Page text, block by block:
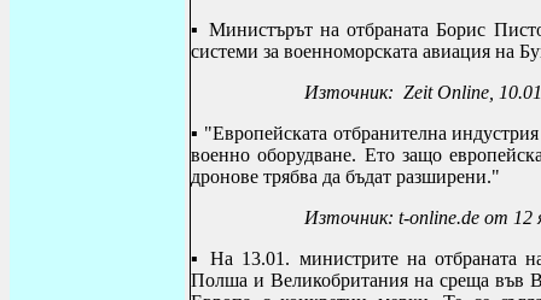
▪ Министърът на отбраната Борис
системи за военноморската авиация на
Източник: Zeit Online,
▪ "Европейската отбранителна
военно оборудване. Ето защо
дронове трябва да бъдат разширени."
Източник: t-online.de от 12
▪На 13.01. министрите на отбраната
Полша и Великобритания на среща във